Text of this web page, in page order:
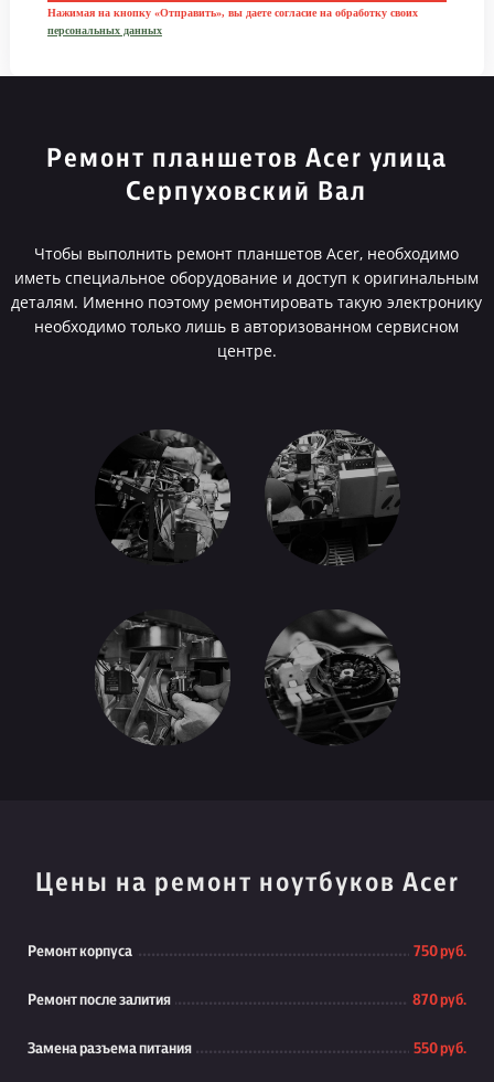
Нажимая на кнопку «Отправить», вы даете согласие на обработку своих
персональных данных
Ремонт планшетов Acer улица
Серпуховский Вал
Чтобы выполнить ремонт планшетов Acer, необходимо
иметь специальное оборудование и доступ к оригинальным
деталям. Именно поэтому ремонтировать такую электронику
необходимо только лишь в авторизованном сервисном
центре.
Цены на ремонт ноутбуков Acer
Ремонт корпуса 750 руб.
Ремонт после залития 870 руб.
Замена разъема питания 550 руб.